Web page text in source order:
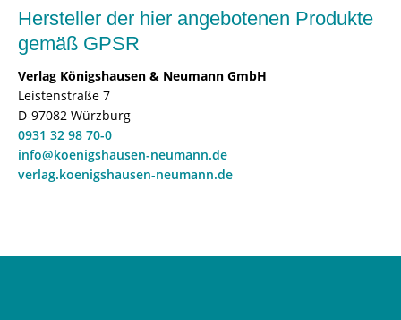
Hersteller der hier angebotenen Produkte
gemäß GPSR
Verlag Königshausen & Neumann GmbH
Leistenstraße 7
D-97082 Würzburg
0931 32 98 70-0
info@koenigshausen-neumann.de
verlag.koenigshausen-neumann.de